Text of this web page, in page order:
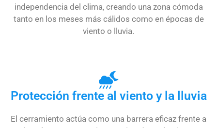
independencia del clima, creando una zona cómoda
tanto en los meses más cálidos como en épocas de
viento o lluvia.
Protección frente al viento y la lluvia
El cerramiento actúa como una barrera eficaz frente a